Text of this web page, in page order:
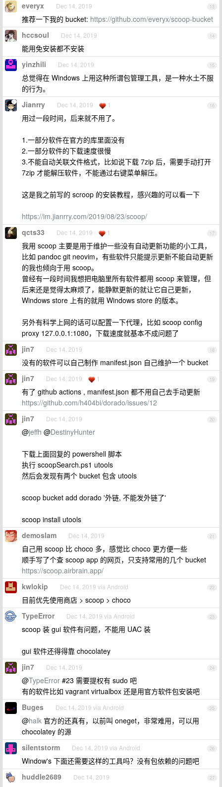
13
everyx Dec 14, 2019
推荐一下我的 bucket: https://github.com/everyx/scoop-bucket
14
hccsoul Dec 14, 2019
能用免安装都不安装
15
yinzhili Dec 14, 2019
总觉得在 Windows 上用这种所谓包管理工具，是一种水土不服
的行为。
16
Jianrry Dec 14, 2019 1
用过一段时间，后来就不用了。
1.一部分软件在官方的库里面没有
2.一部分软件的下载速度很慢
3.不能自动关联文件格式，比如说下载 7zip 后，需要手动打开
7zip 才能解压软件，不能通过右键菜单解压。
这是我之前写的 scroop 的安装教程，感兴趣的可以看一下
https://im.jianrry.com/2019/08/23/scoop/
17
qcts33 Dec 14, 2019 1
我用 scoop 主要是用于维护一些没有自动更新功能的小工具，
比如 pandoc git neovim，有些软件只能提示更新不能自动更新
的我也倾向于用 scoop。
曾经有一段时间我想把电脑里所有软件都用 scoop 来管理，但
后来还是觉得太麻烦了，能静默更新的就让它自己更新，
Windows store 上有的就用 Windows store 的版本。
另外有科学上网的话可以配置一下代理，比如 scoop config
proxy 127.0.0.1:1080，下载速度就基本不成问题了
18
jin7 Dec 14, 2019
没有的软件可以自己制作 manifest.json 自己维护一个 bucket
19
jin7 Dec 14, 2019 1
有了 github actions , manifest.json 都不用自己去手动更新
https://github.com/h404bi/dorado/issues/12
20
jin7 Dec 14, 2019
@jeffh @DestinyHunter
下载上面回复的 powershell 脚本
执行 scoopSearch.ps1 utools
然后会发现有两个 bucket 包含 utools
scoop bucket add dorado '外链, 不能发外链了'
scoop install utools
21
demoslam Dec 14, 2019
自己用 scoop 比 choco 多，感觉比 choco 更方便一些
顺手写了个查 scoop app 的网页，只支持常用的几个 bucket
https://scoop.airbrain.app/
22
kwlokip Dec 14, 2019 via Android
目前优先使用商店 > scoop > choco
23
TypeError Dec 14, 2019 via Android
scoop 装 gui 软件有问题，不能用 UAC 装
gui 软件还得得靠 chocolatey
24
jin7 Dec 14, 2019
@TypeError #23 需要提权有 sudo 吧
有的软件比如 vagrant virtualbox 还是用官方软件包安装吧
25
Buges Dec 14, 2019 via Android
@halk 官方的还真有，以前叫 oneget，非常难用，可以用
chocolatey 的源
26
silentstorm Dec 14, 2019 via Android
Window's 下面还需要这样的工具吗？没有包依赖的问题吧
27
huddle2689 Dec 14, 2019